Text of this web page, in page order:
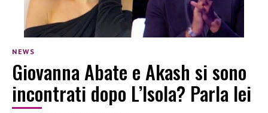
NEWS
Giovanna Abate e Akash si sono
incontrati dopo L’Isola? Parla lei